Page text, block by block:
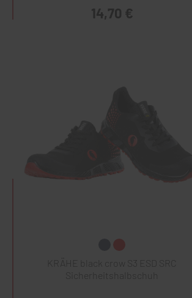
14,70 €
KRÄHE black crow S3 ESD SRC
Sicherheitshalbschuh